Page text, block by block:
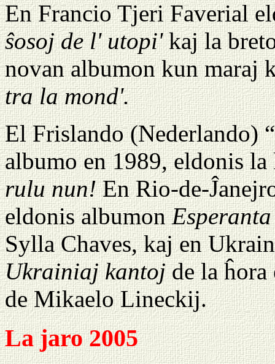
En Francio Tjeri Faverial
ŝosoj de l' utopi'kaj la
novan albumon kun maraj
tra la mond'.
El Frislando (Nederlando)
albumo en 1989, eldonis
rulu nun!En Rio-de-
eldonis albumon
Sylla Chaves, kaj en
Ukrainiaj kantojde la ĥora
de Mikaelo Lineckij.
La jaro 2005